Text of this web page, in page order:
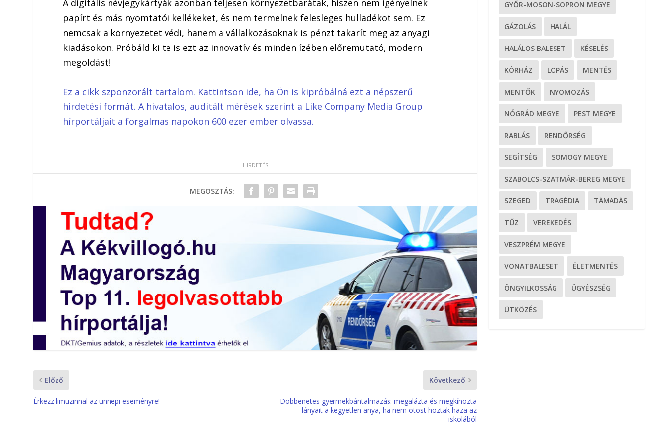
A digitális névjegykártyák azonban teljesen környezetbarátak, hiszen nem igényelnek
papírt és más nyomtatói kellékeket, és nem termelnek felesleges hulladékot sem. Ez
nemcsak a környezetet védi, hanem a vállalkozásoknak is pénzt takarít meg az anyagi
kiadásokon. Próbáld ki te is ezt az innovatív és minden ízében előremutató, modern
megoldást!
Ez a cikk szponzorált tartalom. Kattintson ide, ha Ön is kipróbálná ezt a népszerű
hirdetési formát. A hivatalos, auditált mérések szerint a Like Company Media Group
hírportáljait a forgalmas napokon 600 ezer ember olvassa.
MEGOSZTÁS:
Előző
Érkezz limuzinnal az ünnepi eseményre!
Következő
Döbbenetes gyermekbántalmazás: megalázta és megkínozta
lányait a kegyetlen anya, ha nem ötöst hoztak haza az
iskolából
GYŐR-MOSON-SOPRON MEGYE
GÁZOLÁS HALÁL
HALÁLOS BALESET KÉSELÉS
KÓRHÁZ LOPÁS MENTÉS
MENTŐK NYOMOZÁS
NÓGRÁD MEGYE PEST MEGYE
RABLÁS RENDŐRSÉG
SEGÍTSÉG SOMOGY MEGYE
SZABOLCS-SZATMÁR-BEREG MEGYE
SZEGED TRAGÉDIA TÁMADÁS
TŰZ VEREKEDÉS
VESZPRÉM MEGYE
VONATBALESET ÉLETMENTÉS
ÖNGYILKOSSÁG ÜGYÉSZSÉG
ÜTKÖZÉS